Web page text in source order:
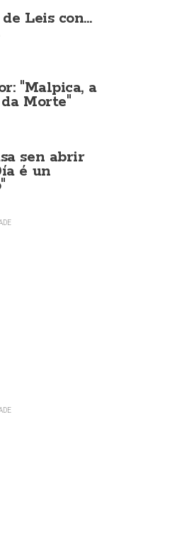
Leis con...
"Malpica, a
Morte"
sen abrir
é un